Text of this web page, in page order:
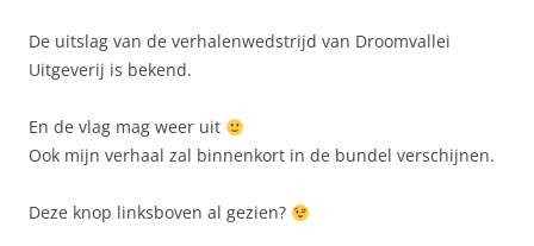
De uitslag van de verhalenwedstrijd van Droomvallei
Uitgeverij is bekend.
En de vlag mag weer uit
Ook mijn verhaal zal binnenkort in de bundel verschijnen.
Deze knop linksboven al gezien?